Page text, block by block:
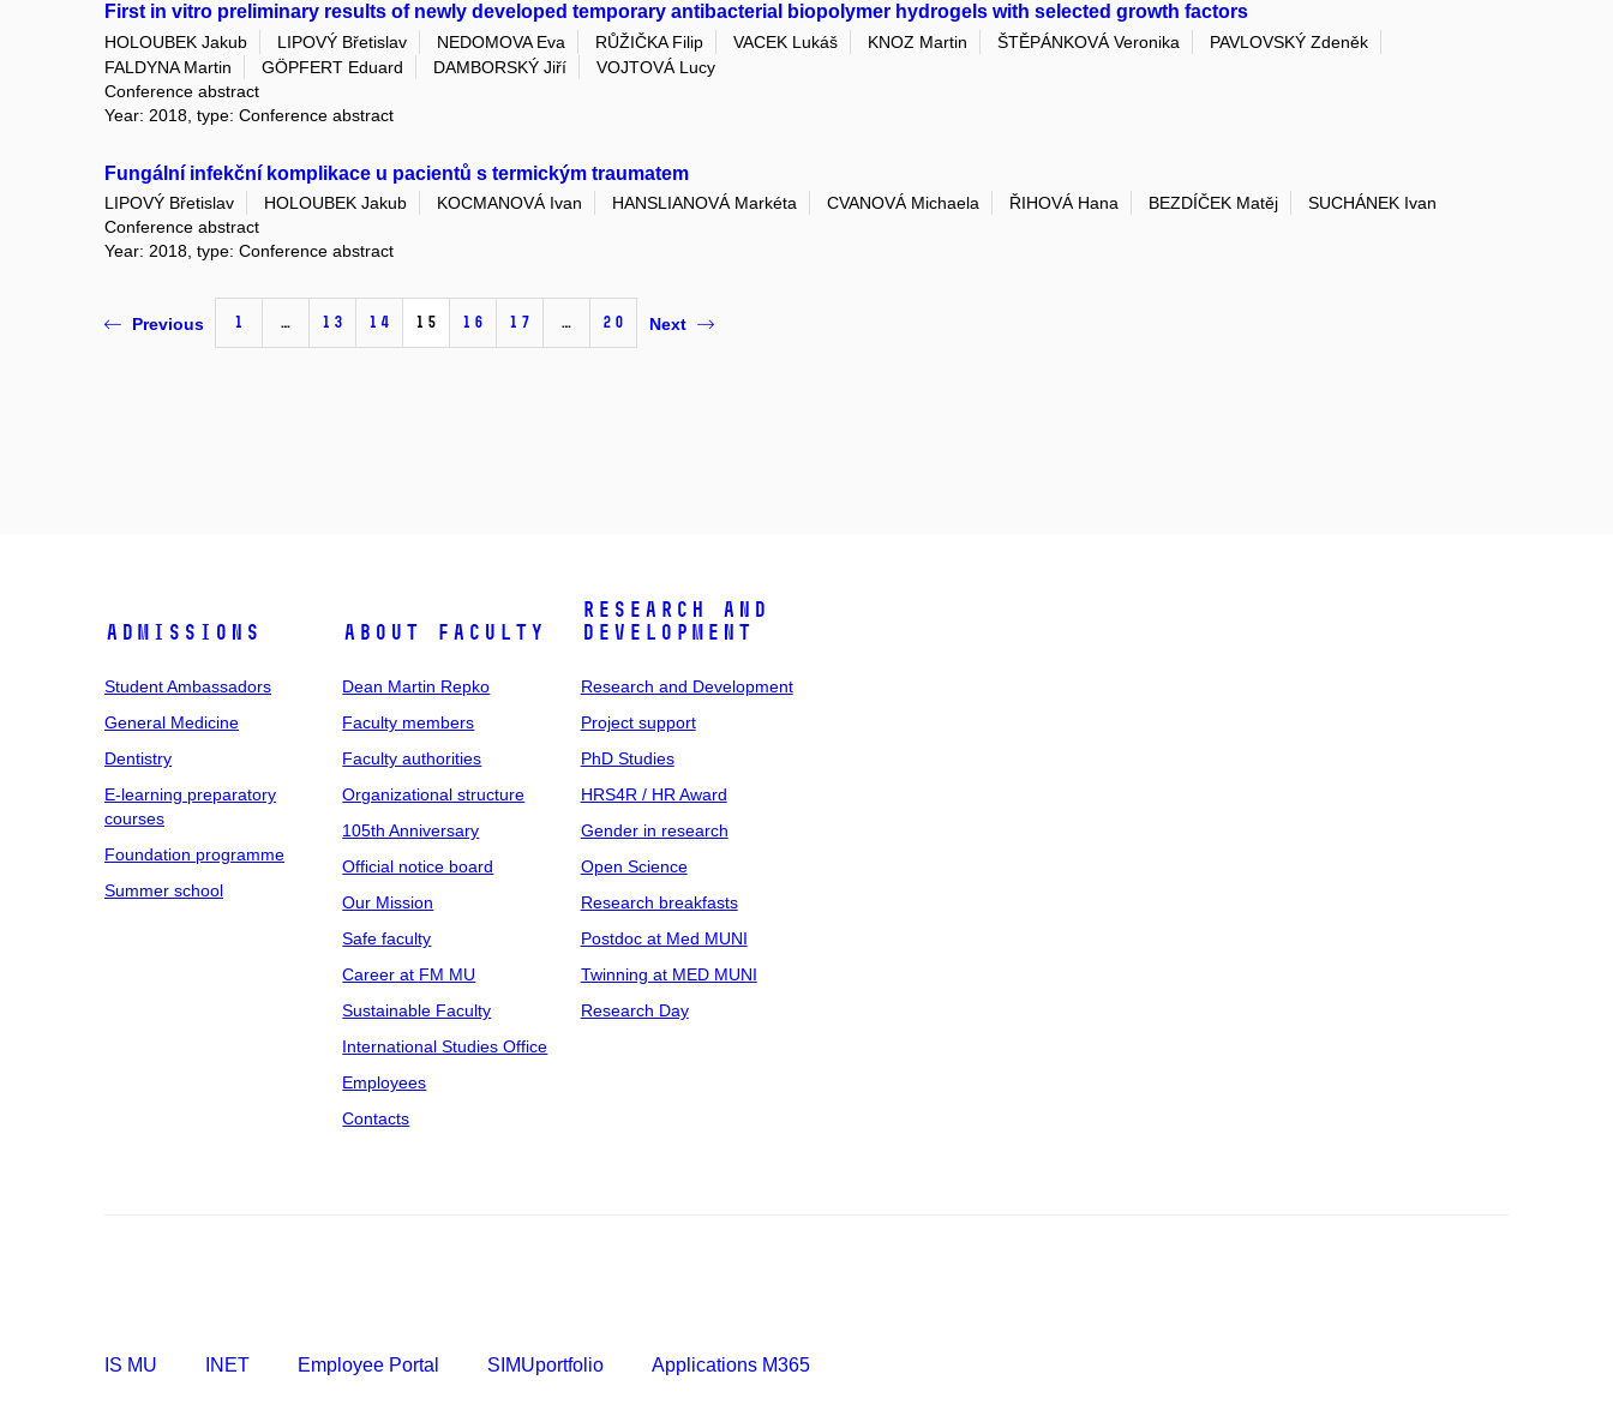
First in vitro preliminary results of newly developed temporary antibacterial biopolymer hydrogels with selected growth factors
HOLOUBEK Jakub LIPOVÝ Břetislav NEDOMOVA Eva RŮŽIČKA Filip VACEK Lukáš KNOZ Martin ŠTĚPÁNKOVÁ Veronika
PAVLOVSKÝ Zdeněk
FALDYNA Martin
GÖPFERT Eduard DAMBORSKÝ Jiří
VOJTOVÁ Lucy
Conference abstract
Year: 2018, type: Conference abstract
Fungální infekční komplikace u pacientů s termickým traumatem
LIPOVÝ Břetislav HOLOUBEK Jakub KOCMANOVÁ Ivan HANSLIANOVÁ Markéta CVANOVÁ Michaela ŘIHOVÁ Hana BEZDÍČEK Matěj
SUCHÁNEK Ivan
Conference abstract
Year: 2018, type: Conference abstract
Previous 1 … 13 14 15 16 17 … 20 Next
Admissions
Student Ambassadors
General Medicine
Dentistry
E-learning preparatory
courses
Foundation programme
Summer school
About faculty
Dean Martin Repko
Faculty members
Faculty authorities
Organizational structure
105th Anniversary
Official notice board
Our Mission
Safe faculty
Career at FM MU
Sustainable Faculty
International Studies Office
Employees
Contacts
Research and
Development
Research and Development
Project support
PhD Studies
HRS4R / HR Award
Gender in research
Open Science
Research breakfasts
Postdoc at Med MUNI
Twinning at MED MUNI
Research Day
IS MU INET Employee Portal SIMUportfolio Applications M365